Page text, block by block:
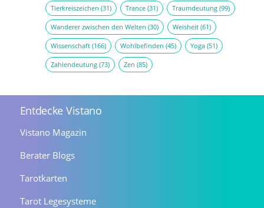
Tierkreiszeichen (31) Trance(31) Traumdeutung(99)
Wanderer zwischen den Welten (30) Weisheit(61)
Wissenschaft(166) Wohlbefinden (45) Yoga(51)
Zahlendeutung(73) Zen (85)
Entdecke Vistano
Vistano Magazin
Berater Blogs
Tarotkarten
Tarot Legesysteme